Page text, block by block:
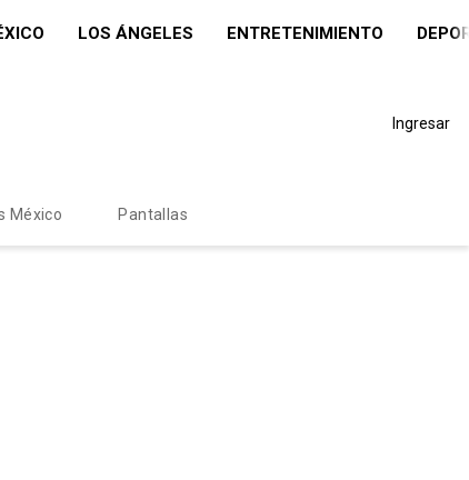
LOS ÁNGELES ENTRETENIMIENTO
Ingresar
México Pantallas